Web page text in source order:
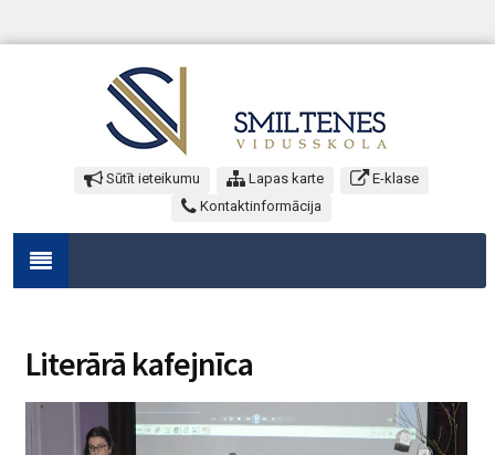
Sūtīt ieteikumu Lapas karte
E-klase
Kontaktinformācija
Literārā kafejnīca